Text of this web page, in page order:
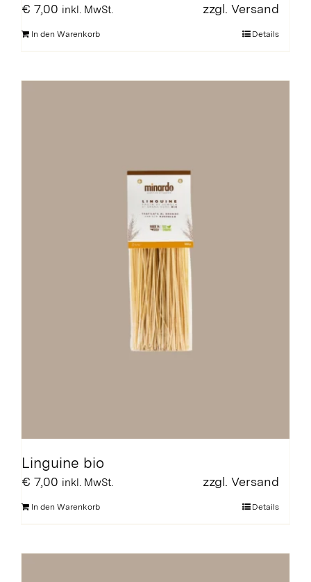
€ 7,00 inkl. MwSt. zzgl. Versand
In den Warenkorb Details
Linguine bio
€ 7,00 inkl. MwSt. zzgl. Versand
In den Warenkorb Details